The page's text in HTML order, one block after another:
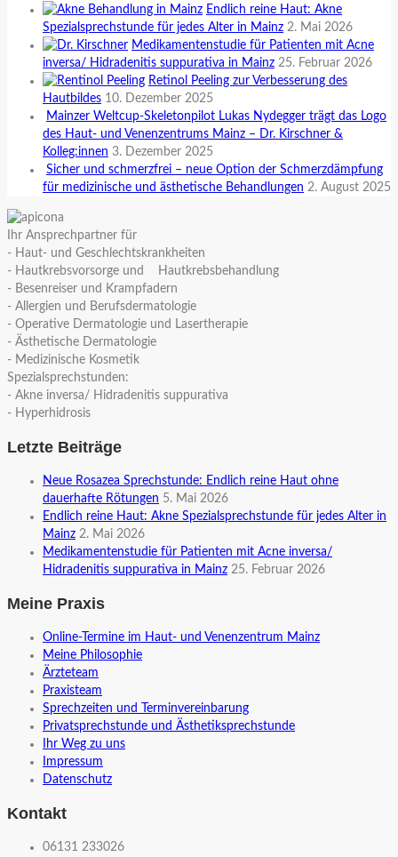
Endlich reine Haut: Akne
Spezialsprechstunde für jedes Alter in Mainz 2. Mai 2026
Medikamentenstudie für Patienten mit Acne
inversa/ Hidradenitis suppurativa in Mainz 25. Februar 2026
Retinol Peeling zur Verbesserung des
Hautbildes 10. Dezember 2025
Mainzer Weltcup-Skeletonpilot Lukas Nydegger trägt das Logo
des Haut- und Venenzentrums Mainz – Dr. Kirschner &
Kolleg:innen 3. Dezember 2025
Sicher und schmerzfrei – neue Option der Schmerzdämpfung
für medizinische und ästhetische Behandlungen 2. August 2025
Ihr Ansprechpartner für
- Haut- und Geschlechtskrankheiten
- Hautkrebsvorsorge und Hautkrebsbehandlung
- Besenreiser und Krampfadern
- Allergien und Berufsdermatologie
- Operative Dermatologie und Lasertherapie
- Ästhetische Dermatologie
- Medizinische Kosmetik
Spezialsprechstunden:
- Akne inversa/ Hidradenitis suppurativa
- Hyperhidrosis
Letzte Beiträge
Neue Rosazea Sprechstunde: Endlich reine Haut ohne
dauerhafte Rötungen 5. Mai 2026
Endlich reine Haut: Akne Spezialsprechstunde für jedes Alter in
Mainz 2. Mai 2026
Medikamentenstudie für Patienten mit Acne inversa/
Hidradenitis suppurativa in Mainz 25. Februar 2026
Meine Praxis
Online-Termine im Haut- und Venenzentrum Mainz
Meine Philosophie
Ärzteteam
Praxisteam
Sprechzeiten und Terminvereinbarung
Privatsprechstunde und Ästhetiksprechstunde
Ihr Weg zu uns
Impressum
Datenschutz
Kontakt
06131 233026